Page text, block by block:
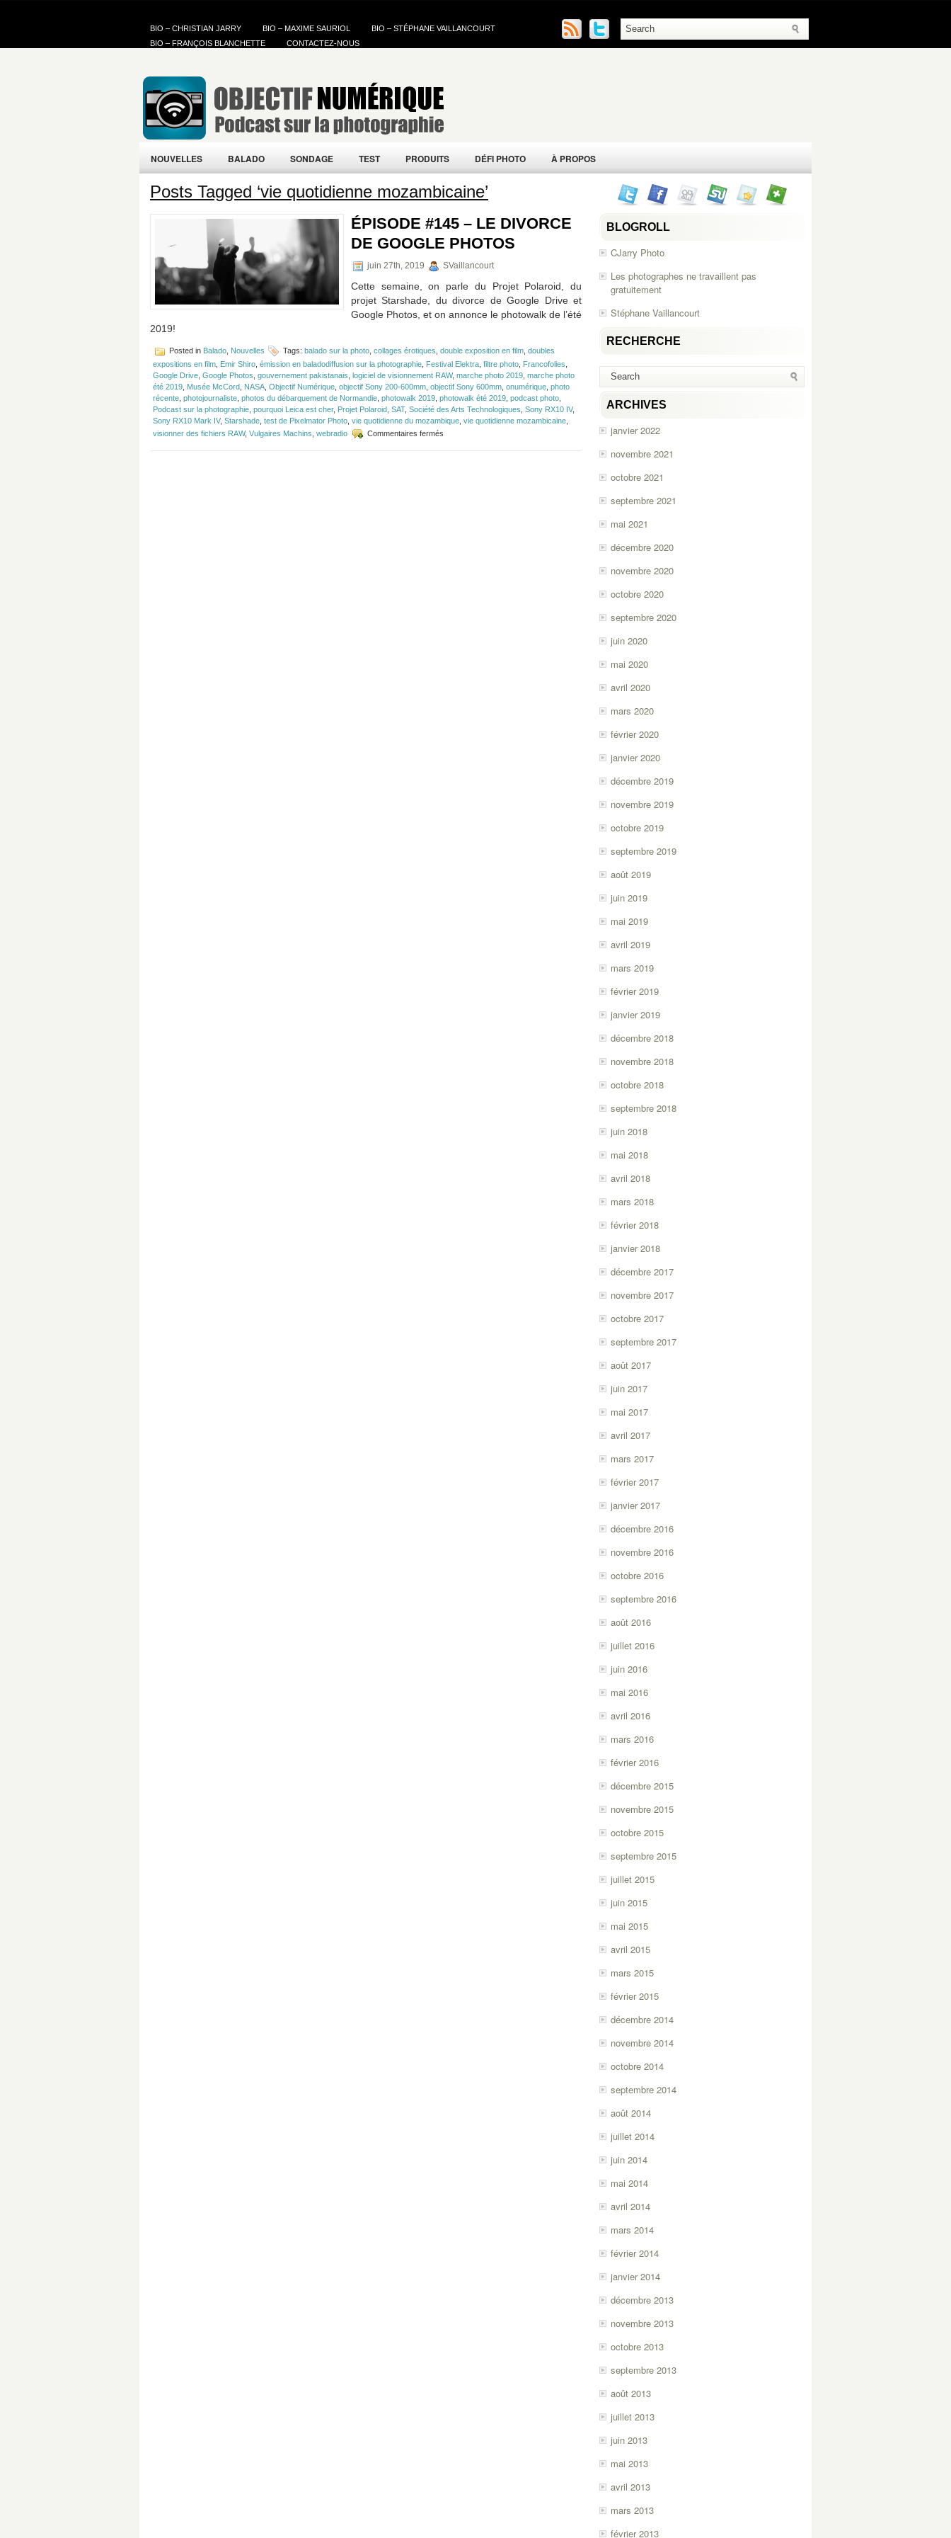
BIO – CHRISTIAN JARRY BIO – MAXIME SAURIOL
BIO – STÉPHANE VAILLANCOURT
BIO – FRANÇOIS BLANCHETTE
CONTACTEZ-NOUS
NOUVELLES BALADO SONDAGE TEST PRODUITS DÉFI PHOTO À PROPOS
Posts Tagged ‘vie quotidienne mozambicaine’
ÉPISODE #145 – LE DIVORCE
DE GOOGLE PHOTOS
juin 27th, 2019 SVaillancourt
Cette semaine, on parle du Projet Polaroid, du
projet Starshade, du divorce de Google Drive et
Google Photos, et on annonce le photowalk de l’été
2019!
Posted in Balado Nouvelles Tags: balado sur la photo collages érotiques double exposition en film doubles
expositions en film Emir Shiro émission en baladodiffusion sur la photographie Festival Elektra filtre photo Francofolies
Google Drive Google Photos gouvernement pakistanais logiciel de visionnement RAW, marche photo 2019 marche photo
été 2019 Musée McCord NASA Objectif Numérique objectif Sony 200-600mm objectif Sony 600mm onumérique photo
récente photojournaliste photos du débarquement de Normandie photowalk 2019 photowalk été 2019 podcast photo
Podcast sur la photographie pourquoi Leica est cher, Projet Polaroid SAT, Société des Arts Technologiques Sony RX10 IV,
Sony RX10 Mark IV, Starshade test de Pixelmator Photo vie quotidienne du mozambique vie quotidienne mozambicaine
visionner des fichiers RAW, Vulgaires Machins webradio Commentaires fermés
#145
BLOGROLL
CJarry Photo
Les photographes ne travaillent pas
gratuitement
Stéphane Vaillancourt
RECHERCHE
ARCHIVES
janvier 2022
novembre 2021
octobre 2021
septembre 2021
mai 2021
décembre 2020
novembre 2020
octobre 2020
septembre 2020
juin 2020
mai 2020
avril 2020
mars 2020
février 2020
janvier 2020
décembre 2019
novembre 2019
octobre 2019
septembre 2019
août 2019
juin 2019
mai 2019
avril 2019
mars 2019
février 2019
janvier 2019
décembre 2018
novembre 2018
octobre 2018
septembre 2018
juin 2018
mai 2018
avril 2018
mars 2018
février 2018
janvier 2018
décembre 2017
novembre 2017
octobre 2017
septembre 2017
août 2017
juin 2017
mai 2017
avril 2017
mars 2017
février 2017
janvier 2017
décembre 2016
novembre 2016
octobre 2016
septembre 2016
août 2016
juillet 2016
juin 2016
mai 2016
avril 2016
mars 2016
février 2016
décembre 2015
novembre 2015
octobre 2015
septembre 2015
juillet 2015
juin 2015
mai 2015
avril 2015
mars 2015
février 2015
décembre 2014
novembre 2014
octobre 2014
septembre 2014
août 2014
juillet 2014
juin 2014
mai 2014
avril 2014
mars 2014
février 2014
janvier 2014
décembre 2013
novembre 2013
octobre 2013
septembre 2013
août 2013
juillet 2013
juin 2013
mai 2013
avril 2013
mars 2013
février 2013